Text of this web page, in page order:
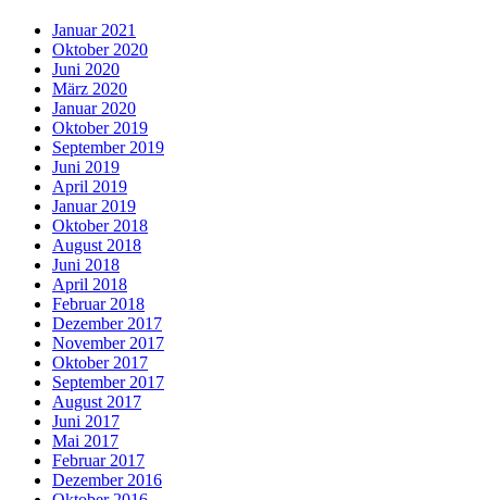
Januar 2021
Oktober 2020
Juni 2020
März 2020
Januar 2020
Oktober 2019
September 2019
Juni 2019
April 2019
Januar 2019
Oktober 2018
August 2018
Juni 2018
April 2018
Februar 2018
Dezember 2017
November 2017
Oktober 2017
September 2017
August 2017
Juni 2017
Mai 2017
Februar 2017
Dezember 2016